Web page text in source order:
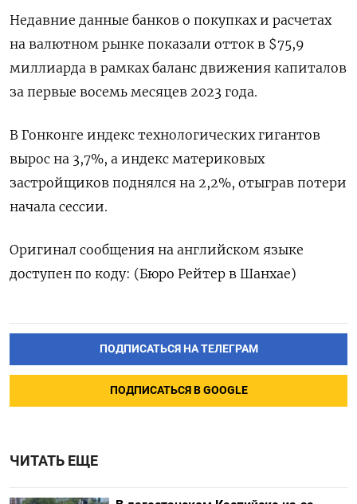
Недавние данные банков о покупках и расчетах
на валютном рынке показали отток в $75,9
миллиарда в рамках баланс движения капиталов
за первые восемь месяцев 2023 года.
В Гонконге индекс технологических гигантов
вырос на 3,7%, а индекс материковых
застройщиков поднялся на 2,2%, отыграв потери
начала сессии.
Оригинал сообщения на английском языке
доступен по коду: (Бюро Рейтер в Шанхае)
ПОДПИСАТЬСЯ НА ТЕЛЕГРАМ
ПОДПИСАТЬСЯ В GOOGLE
ЧИТАТЬ ЕЩЕ